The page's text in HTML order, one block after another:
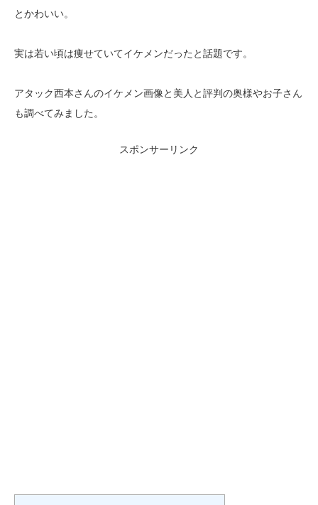
とかわいい。
実は若い頃は痩せていてイケメンだったと話題です。
アタック西本さんのイケメン画像と美人と評判の奥様やお子さん
も調べてみました。
スポンサーリンク